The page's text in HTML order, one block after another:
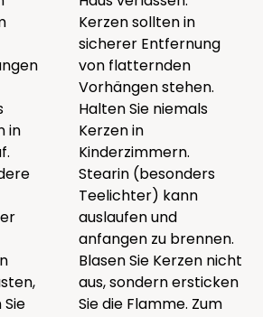
in
Kerzen sollten in
sicherer Entfernung
von flatternden
Vorhängen stehen.
Halten Sie niemals
Kerzen in
Kinderzimmern.
Stearin (besonders
Teelichter) kann
auslaufen und
anfangen zu brennen.
Blasen Sie Kerzen nicht
aus, sondern ersticken
Sie die Flamme. Zum